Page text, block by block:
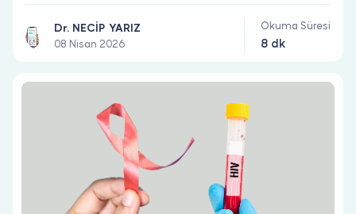
Dr. NECİP YARIZ
08 Nisan 2026
Okuma Süresi
8 dk